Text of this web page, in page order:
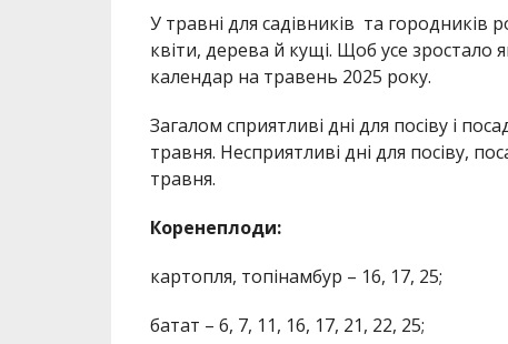
У травні для садівників та городників
квіти, дерева й кущі. Щоб усе зростало
календар на травень 2025 року.
Загалом сприятливі дні для посіву і
травня. Несприятливі дні для посіву,
травня.
Коренеплоди:
картопля, топінамбур – 16, 17, 25;
батат – 6, 7, 11, 16, 17, 21, 22, 25;